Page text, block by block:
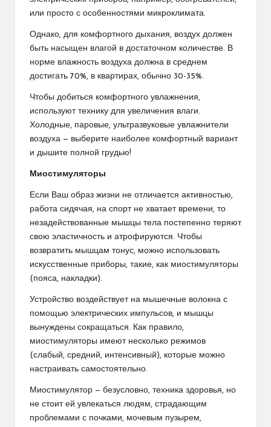
или просто с особенностями микроклимата.
Однако, для комфортного дыхания, воздух должен
быть насыщен влагой в достаточном количестве. В
норме влажность воздуха должна в среднем
достигать 70%, в квартирах, обычно 30-35%.
Чтобы добиться комфортного увлажнения,
используют технику для увеличения влаги.
Холодные, паровые, ультразвуковые увлажнители
воздуха — выберите наиболее комфортный вариант
и дышите полной грудью!
Миостимуляторы
Если Ваш образ жизни не отличается активностью,
работа сидячая, на спорт не хватает времени, то
незадействованные мышцы тела постепенно теряют
свою эластичность и атрофируются. Чтобы
возвратить мышцам тонус, можно использовать
искусственные приборы, такие, как миостимуляторы
(пояса, накладки).
Устройство воздействует на мышечные волокна с
помощью электрических импульсов, и мышцы
вынуждены сокращаться. Как правило,
миостимуляторы имеют несколько режимов
(слабый, средний, интенсивный), которые можно
настраивать самостоятельно.
Миостимулятор — безусловно, техника здоровья, но
не стоит ей увлекаться людям, страдающим
проблемами с почками, мочевым пузырем,